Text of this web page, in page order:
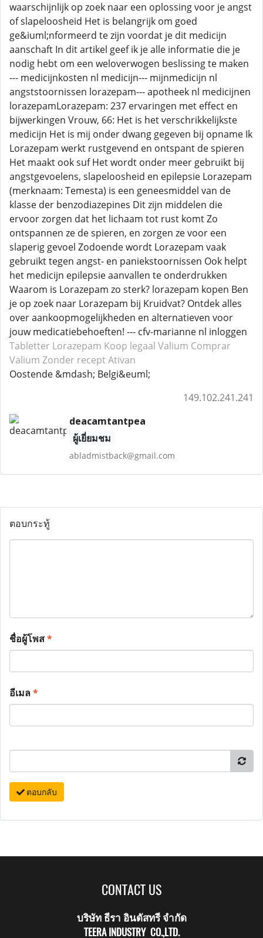
waarschijnlijk op zoek naar een oplossing voor je angst
of slapeloosheid Het is belangrijk om goed
ge&iuml;nformeerd te zijn voordat je dit medicijn
aanschaft In dit artikel geef ik je alle informatie die je
nodig hebt om een weloverwogen beslissing te maken
--- medicijnkosten nl medicijn--- mijnmedicijn nl
angststoornissen lorazepam--- apotheek nl medicijnen
lorazepamLorazepam: 237 ervaringen met effect en
bijwerkingen Vrouw, 66: Het is het verschrikkelijkste
medicijn Het is mij onder dwang gegeven bij opname Ik
Lorazepam werkt rustgevend en ontspant de spieren
Het maakt ook suf Het wordt onder meer gebruikt bij
angstgevoelens, slapeloosheid en epilepsie Lorazepam
(merknaam: Temesta) is een geneesmiddel van de
klasse der benzodiazepines Dit zijn middelen die
ervoor zorgen dat het lichaam tot rust komt Zo
ontspannen ze de spieren, en zorgen ze voor een
slaperig gevoel Zodoende wordt Lorazepam vaak
gebruikt tegen angst- en paniekstoornissen Ook helpt
het medicijn epilepsie aanvallen te onderdrukken
Waarom is Lorazepam zo sterk? lorazepam kopen Ben
je op zoek naar Lorazepam bij Kruidvat? Ontdek alles
over aankoopmogelijkheden en alternatieven voor
jouw medicatiebehoeften! --- cfv-marianne nl inloggen
Tabletter Lorazepam Koop legaal Valium Comprar
Valium Zonder recept Ativan
Oostende &mdash; Belgi&euml;
149.102.241.241
deacamtantpea
ผู้เยี่ยมชม
abladmistback@gmail.com
ตอบกระทู้
ชื่อผู้โพส*
อีเมล*
ตอบกลับ
CONTACT US
บริษัท ธีรา อินดัสทรี จำกัด
TEERA INDUSTRY CO.,LTD.